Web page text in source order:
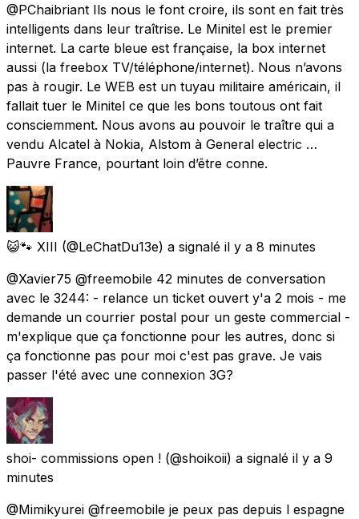
@PChaibriant Ils nous le font croire, ils sont en fait très
intelligents dans leur traîtrise. Le Minitel est le premier
internet. La carte bleue est française, la box internet
aussi (la freebox TV/téléphone/internet). Nous n’avons
pas à rougir. Le WEB est un tuyau militaire américain, il
fallait tuer le Minitel ce que les bons toutous ont fait
consciemment. Nous avons au pouvoir le traître qui a
vendu Alcatel à Nokia, Alstom à General electric …
Pauvre France, pourtant loin d’être conne.
😺🐾 XIII (@LeChatDu13e) a signalé il y a 8 minutes
@Xavier75 @freemobile 42 minutes de conversation
avec le 3244: - relance un ticket ouvert y'a 2 mois - me
demande un courrier postal pour un geste commercial -
m'explique que ça fonctionne pour les autres, donc si
ça fonctionne pas pour moi c'est pas grave. Je vais
passer l'été avec une connexion 3G?
shoi- commissions open ! (@shoikoii) a signalé il y a 9
minutes
@Mimikyurei @freemobile je peux pas depuis l espagne